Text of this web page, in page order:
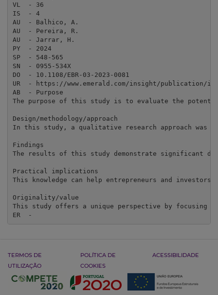
VL  - 36
IS  - 4
AU  - Balhico, A.
AU  - Pereira, R.
AU  - Jarrar, H.
PY  - 2024
SP  - 548-565
SN  - 0955-534X
DO  - 10.1108/EBR-03-2023-0081
UR  - https://www.emerald.com/insight/publication/
AB  - Purpose
The purpose of this study is to evaluate the
Design/methodology/approach
In this study, a qualitative research approach was
Findings
The results of this study demonstrate significant
Practical implications
This knowledge can help entrepreneurs and
Originality/value
This study offers a unique perspective by
ER  -
TERMOS DE
UTILIZAÇÃO
POLÍTICA DE
COOKIES
ACESSIBILIDADE